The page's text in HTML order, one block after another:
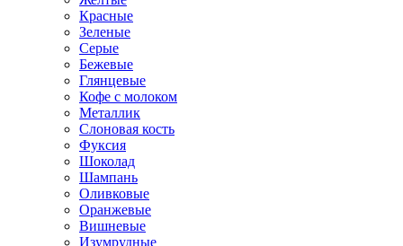
Красные
Зеленые
Серые
Бежевые
Глянцевые
Кофе с молоком
Металлик
Слоновая кость
Фуксия
Шоколад
Шампань
Оливковые
Оранжевые
Вишневые
Изумрудные